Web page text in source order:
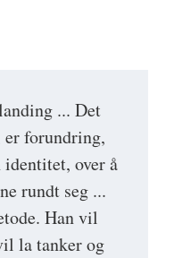
... Det
er forundring,
over å
rundt seg ...
Han vil
la tanker og